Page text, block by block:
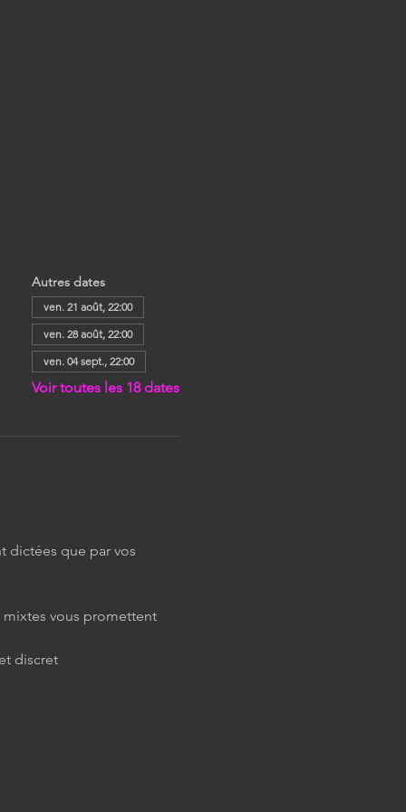
Autres dates
ven. 21 août, 22:00
ven. 28 août, 22:00
ven. 04 sept., 22:00
Voir toutes les 18 dates
dictées que par vos
mixtes vous promettent
discret